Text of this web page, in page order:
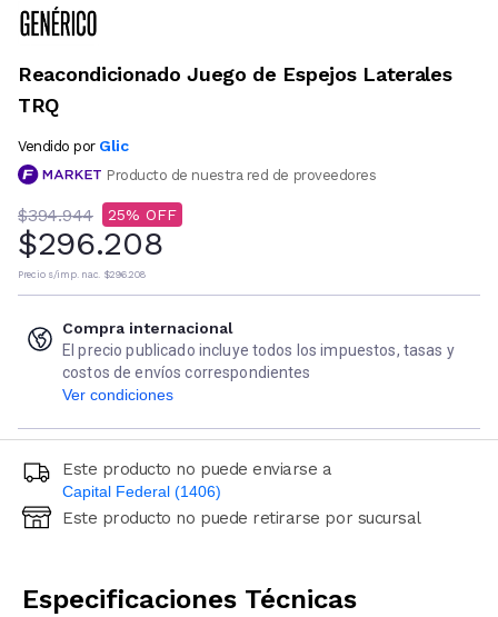
Reacondicionado Juego de Espejos Laterales
TRQ
Vendido por Glic
Producto de nuestra red de proveedores
$394.944 25
$296.208
Precio s/imp. nac. $296.208
Compra internacional
El precio publicado incluye todos los impuestos, tasas y
costos de envíos correspondientes
Ver condiciones
Este producto no puede enviarse a
Capital Federal (1406)
Ingresá código postal (sólo números)
Este producto no puede retirarse por sucursal
Especificaciones Técnicas